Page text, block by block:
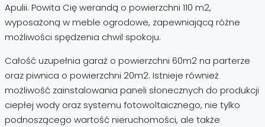
Apulii. Powita Cię werandą o powierzchni 110 m2,
wyposażoną w meble ogrodowe, zapewniającą różne
możliwości spędzenia chwil spokoju.
Całość uzupełnia garaż o powierzchni 60m2 na parterze
oraz piwnica o powierzchni 20m2. Istnieje również
możliwość zainstalowania paneli słonecznych do produkcji
ciepłej wody oraz systemu fotowoltaicznego, nie tylko
podnoszącego wartość nieruchomości, ale także